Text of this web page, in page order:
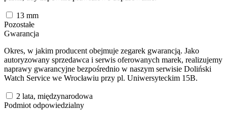
13 mm
Pozostałe
Gwarancja
Okres, w jakim producent obejmuje zegarek gwarancją. Jako
autoryzowany sprzedawca i serwis oferowanych marek, realizujemy
naprawy gwarancyjne bezpośrednio w naszym serwisie Doliński
Watch Service we Wrocławiu przy pl. Uniwersyteckim 15B.
2 lata, międzynarodowa
Podmiot odpowiedzialny